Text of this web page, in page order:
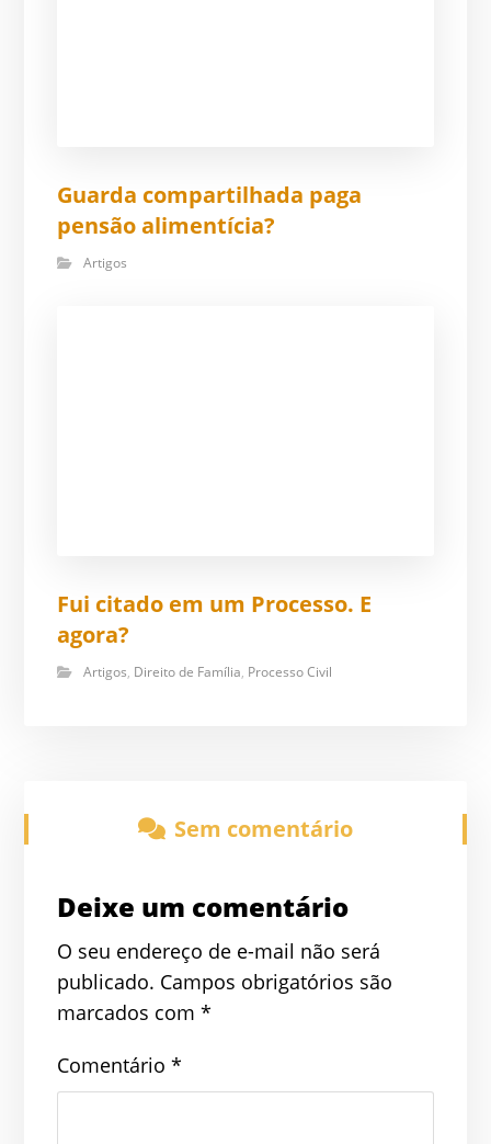
Guarda compartilhada paga
pensão alimentícia?
Artigos
Fui citado em um Processo. E
agora?
Artigos, Direito de Família, Processo Civil
Sem comentário
Deixe um comentário
O seu endereço de e-mail não será
publicado. Campos obrigatórios são
marcados com*
Comentário*